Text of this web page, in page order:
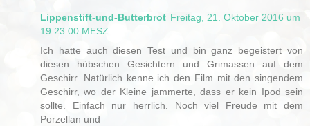
Lippenstift-und-Butterbrot Freitag, 21. Oktober 2016 um
19:23:00 MESZ
Ich hatte auch diesen Test und bin ganz begeistert von
diesen hübschen Gesichtern und Grimassen auf dem
Geschirr. Natürlich kenne ich den Film mit den singendem
Geschirr, wo der Kleine jammerte, dass er kein Ipod sein
sollte. Einfach nur herrlich. Noch viel Freude mit dem
Porzellan und